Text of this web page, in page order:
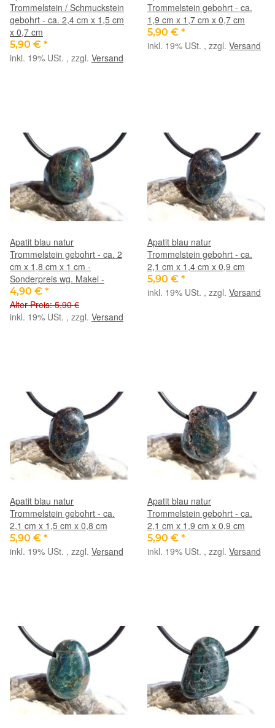
Trommelstein / Schmuckstein
gebohrt - ca. 2,4 cm x 1,5 cm
x 0,7 cm
5,90 € *
inkl. 19% USt. , zzgl. Versand
Trommelstein gebohrt - ca.
1,9 cm x 1,7 cm x 0,7 cm
5,90 € *
inkl. 19% USt. , zzgl. Versand
Apatit blau natur
Trommelstein gebohrt - ca. 2
cm x 1,8 cm x 1 cm -
Sonderpreis wg. Makel -
4,90 € *
Alter Preis: 5,90 €
inkl. 19% USt. , zzgl. Versand
Apatit blau natur
Trommelstein gebohrt - ca.
2,1 cm x 1,4 cm x 0,9 cm
5,90 € *
inkl. 19% USt. , zzgl. Versand
Apatit blau natur
Trommelstein gebohrt - ca.
2,1 cm x 1,5 cm x 0,8 cm
5,90 € *
inkl. 19% USt. , zzgl. Versand
Apatit blau natur
Trommelstein gebohrt - ca.
2,1 cm x 1,9 cm x 0,9 cm
5,90 € *
inkl. 19% USt. , zzgl. Versand